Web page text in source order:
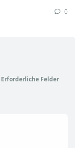
0
Erforderliche Felder